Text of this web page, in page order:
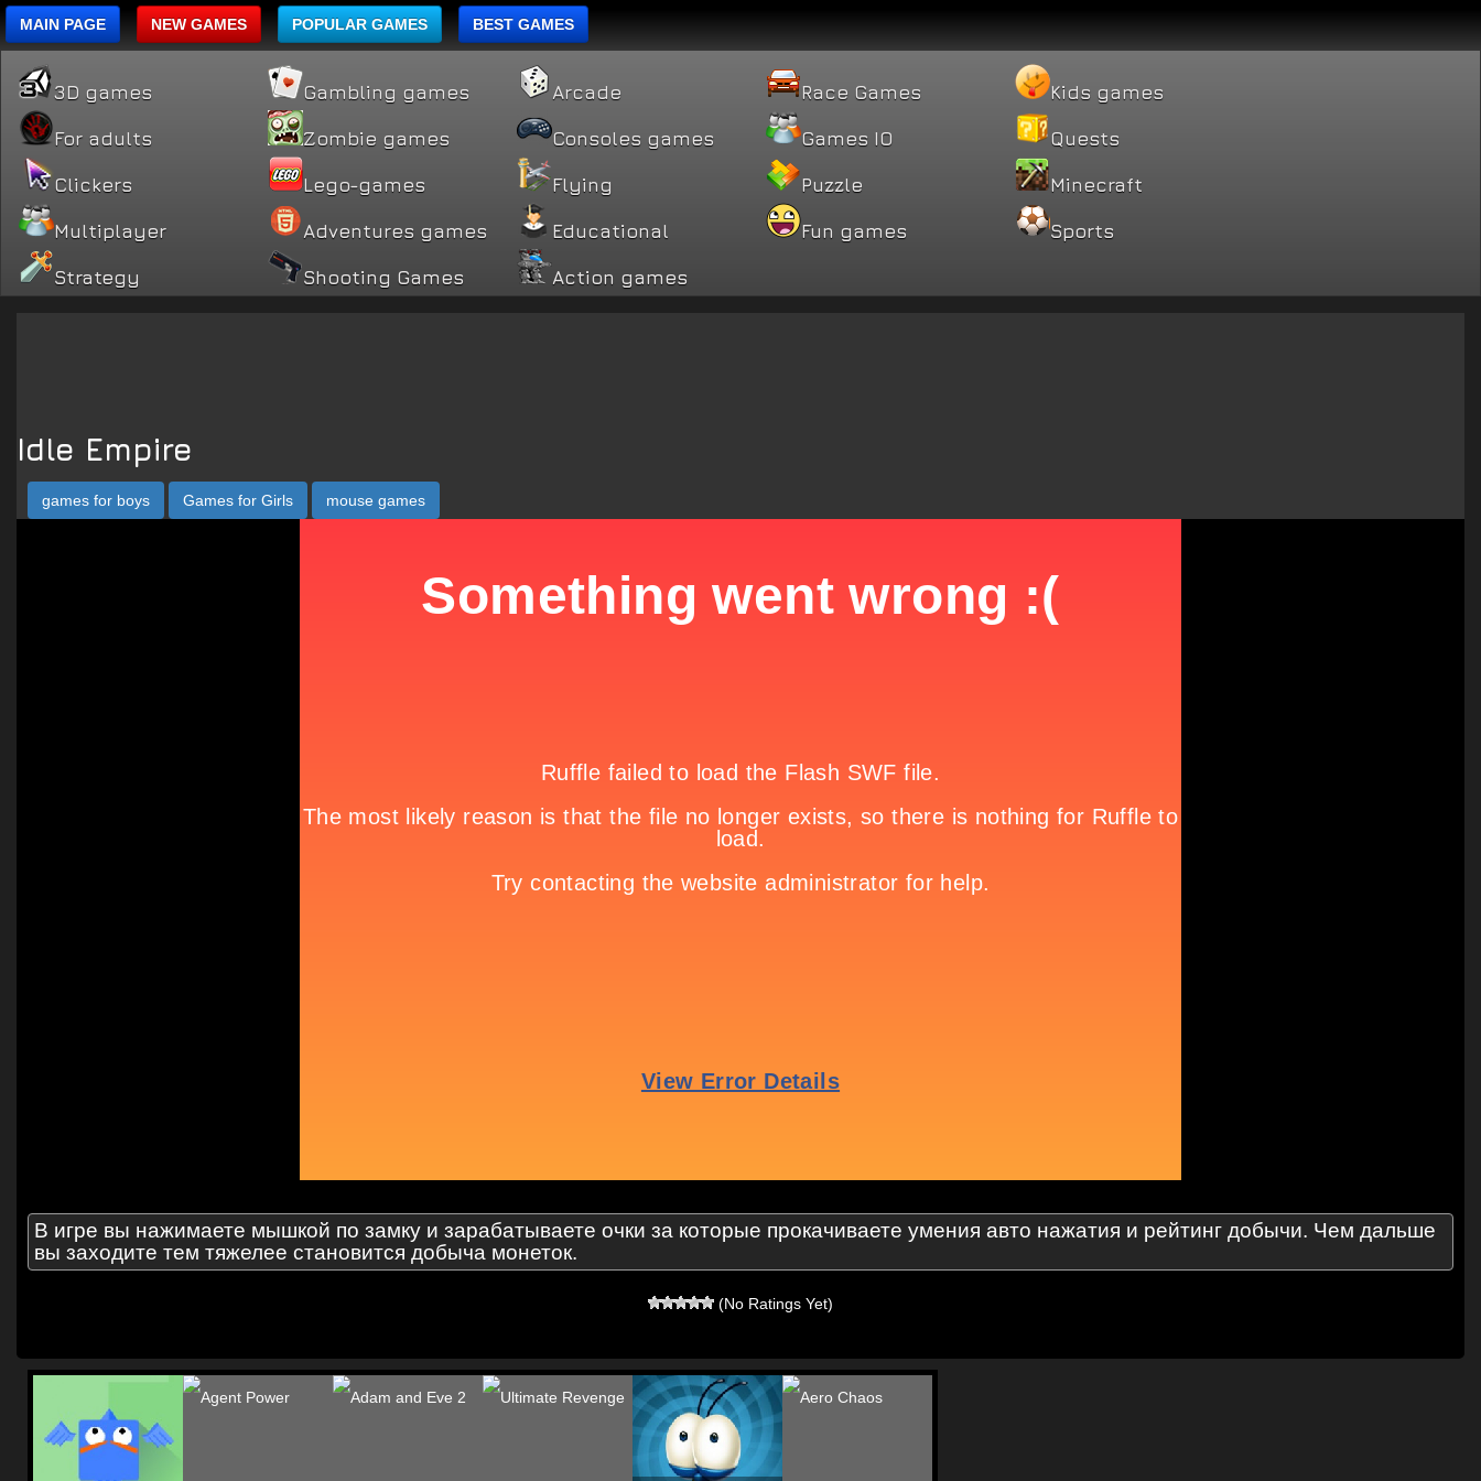
MAIN PAGE NEW GAMES POPULAR GAMES BEST GAMES
3D games Gambling games Arcade Race Games Kids games
For adults Zombie games Consoles games Games IO Quests
Clickers Lego-games Flying Puzzle Minecraft
Multiplayer Adventures games Educational Fun games Sports
Strategy Shooting Games Action games
Idle Empire
games for boys Games for Girls mouse games
В игре вы нажимаете мышкой по замку и зарабатываете очки за которые прокачиваете умения авто нажатия и рейтинг добычи. Чем дальше
вы заходите тем тяжелее становится добыча монеток.
(No Ratings Yet)